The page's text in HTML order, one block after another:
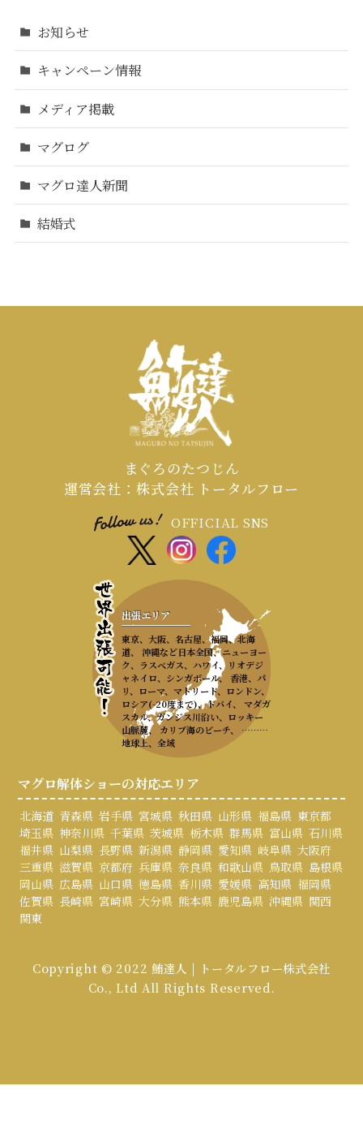
お知らせ
キャンペーン情報
メディア掲載
マグログ
マグロ達人新聞
結婚式
まぐろのたつじん
運営会社：株式会社 トータルフロー
OFFICIAL SNS
出張エリア
東京、大阪、名古屋、福岡、北海
道、 沖縄など日本全国、ニューヨー
ク、ラスベガス、ハワイ、リオデジ
ャネイロ、シンガポール、 香港、パ
リ、ローマ、マドリード、ロンドン、
ロシア(-20度まで)、ドバイ、 マダガ
スカル、ガンジス川沿い、ロッキー
山脈麓、 カリブ海のビーチ、 ………
地球上、全域
マグロ解体ショーの対応エリア
北海道 青森県 岩手県 宮城県 秋田県 山形県 福島県 東京都
埼玉県 神奈川県 千葉県 茨城県 栃木県 群馬県 富山県 石川県
福井県 山梨県 長野県 新潟県 静岡県 愛知県 岐阜県 大阪府
三重県 滋賀県 京都府 兵庫県 奈良県 和歌山県 鳥取県 島根県
岡山県 広島県 山口県 徳島県 香川県 愛媛県 高知県 福岡県
佐賀県 長崎県 宮崎県 大分県 熊本県 鹿児島県 沖縄県 関西
関東
Copyright © 2022 鮪達人 | トータルフロー株式会社
Co., Ltd All Rights Reserved.